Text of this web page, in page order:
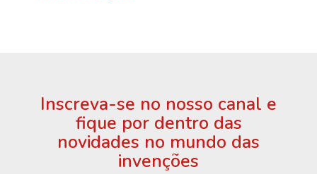
Inscreva-se no nosso canal e
fique por dentro das
novidades no mundo das
invenções